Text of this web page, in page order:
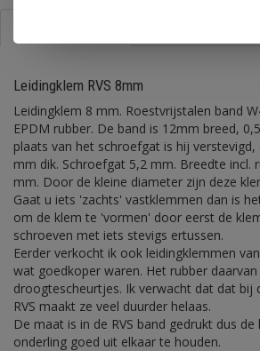
Leidingklem RVS 8mm
Leidingklem 8 mm. Roestvrijstalen band
EPDM rubber. De band is 12mm breed,
plaats van het schroefgat is hij verstevigd,
mm dik. Schroefgat 5,2 mm. Breedte incl.
mm. Door de kleine diameter zijn deze
Gaat u iets 'zachts' vastklemmen dan is
om de klem te 'vormen' door eerst de
schroeven met iets stevigs ertussen.
Eerder verkocht ik ook leidingklemmen
wat goedkoper waren. Het rubber daarvan
droogtescheurtjes. Ik verwacht dat dat bij
RVS maakt ze veel duurder helaas.
De maat is in de RVS band gedrukt dus
onderling goed uit elkaar te houden.